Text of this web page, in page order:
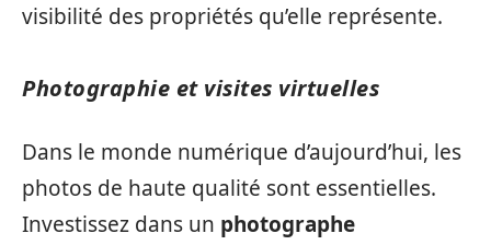
visibilité des propriétés qu’elle représente.
Photographie et visites virtuelles
Dans le monde numérique d’aujourd’hui, les
photos de haute qualité sont essentielles.
Investissez dans un photographe